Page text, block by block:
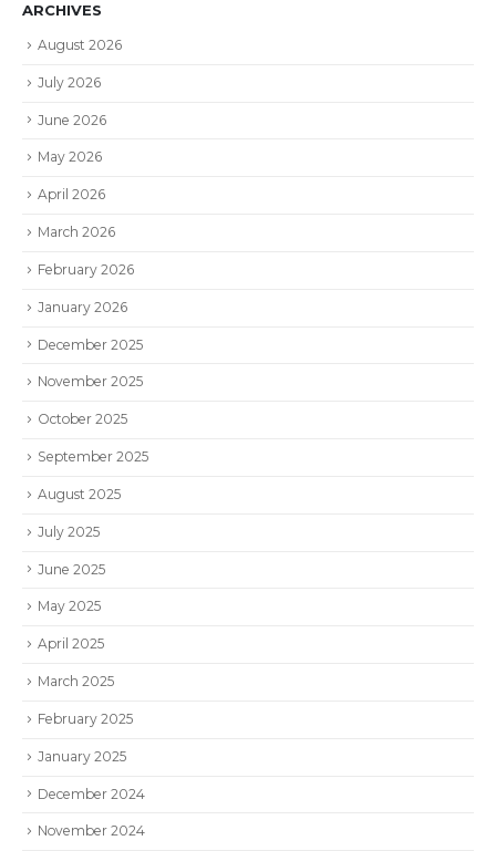
ARCHIVES
August 2026
July 2026
June 2026
May 2026
April 2026
March 2026
February 2026
January 2026
December 2025
November 2025
October 2025
September 2025
August 2025
July 2025
June 2025
May 2025
April 2025
March 2025
February 2025
January 2025
December 2024
November 2024